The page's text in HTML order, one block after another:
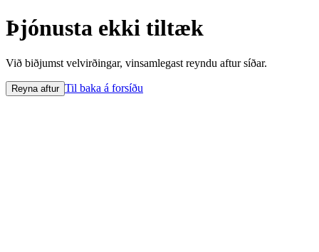
Þjónusta ekki tiltæk
Við biðjumst velvirðingar, vinsamlegast reyndu aftur síðar.
Reyna aftur Til baka á forsíðu